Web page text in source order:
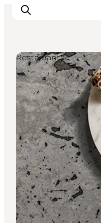
Inspiration
Regionen
Erlebnisse
Unterkünfte
Reiseplanung
Restaurants